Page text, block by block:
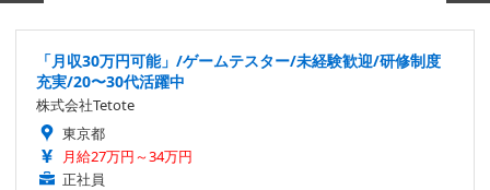
「月収30万円可能」/ゲームテスター/未経験歓迎/研修制度
充実/20〜30代活躍中
株式会社Tetote
東京都
月給27万円～34万円
正社員